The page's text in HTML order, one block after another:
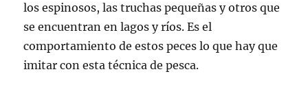
los espinosos, las truchas pequeñas y otros que
se encuentran en lagos y ríos. Es el
comportamiento de estos peces lo que hay que
imitar con esta técnica de pesca.